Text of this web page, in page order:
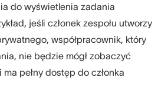
do wyświetlenia zadania
jeśli członek zespołu utworzy
współpracownik, który
nie będzie mógł zobaczyć
pełny dostęp do członka